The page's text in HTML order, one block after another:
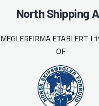
North Shipping
ETABLERT I
OF